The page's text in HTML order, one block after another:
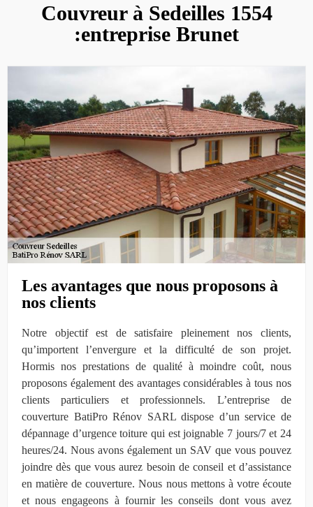
Couvreur à Sedeilles 1554
:entreprise Brunet
Les avantages que nous proposons à
nos clients
Notre objectif est de satisfaire pleinement nos clients,
qu’importent l’envergure et la difficulté de son projet.
Hormis nos prestations de qualité à moindre coût, nous
proposons également des avantages considérables à tous nos
clients particuliers et professionnels. L’entreprise de
couverture BatiPro Rénov SARL dispose d’un service de
dépannage d’urgence toiture qui est joignable 7 jours/7 et 24
heures/24. Nous avons également un SAV que vous pouvez
joindre dès que vous aurez besoin de conseil et d’assistance
en matière de couverture. Nous nous mettons à votre écoute
et nous engageons à fournir les conseils dont vous avez